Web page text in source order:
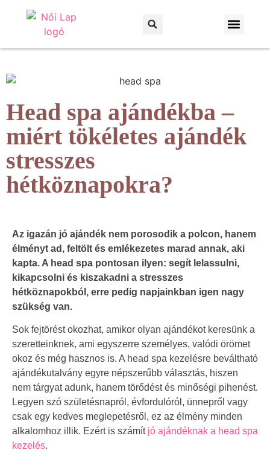
Head spa ajándékba –
miért tökéletes ajándék
stresszes
hétköznapokra?
Az igazán jó ajándék nem porosodik a polcon, hanem
élményt ad, feltölt és emlékezetes marad annak, aki
kapta. A head spa pontosan ilyen: segít lelassulni,
kikapcsolni és kiszakadni a stresszes
hétköznapokból, erre pedig napjainkban igen nagy
szükség van.
Sok fejtörést okozhat, amikor olyan ajándékot keresünk a
szeretteinknek, ami egyszerre személyes, valódi örömet
okoz és még hasznos is. A head spa kezelésre beváltható
ajándékutalvány egyre népszerűbb választás, hiszen
nem tárgyat adunk, hanem törődést és minőségi pihenést.
Legyen szó születésnapról, évfordulóról, ünnepről vagy
csak egy kedves meglepetésről, ez az élmény minden
alkalomhoz illik. Ezért is számít jó ajándéknak a head spa
kezelés.